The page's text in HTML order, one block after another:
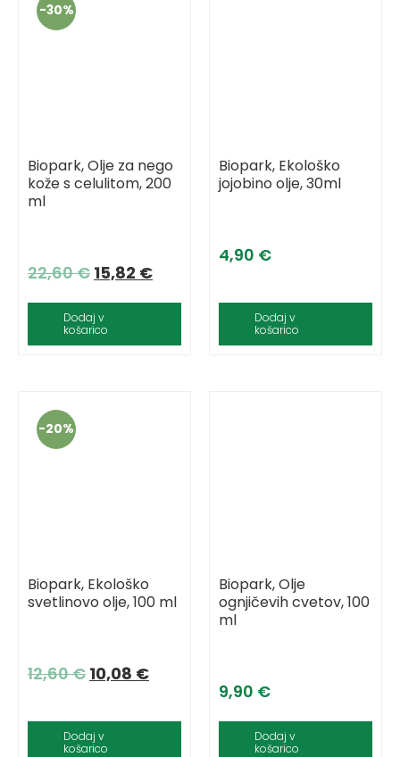
-30%
Biopark, Olje za nego
kože s celulitom, 200
ml
22,60€ 15,82 €
Dodaj v
košarico
Biopark, Ekološko
jojobino olje, 30ml
4,90 €
Dodaj v
košarico
-20%
Biopark, Ekološko
svetlinovo olje, 100 ml
12,60€ 10,08 €
Dodaj v
košarico
Biopark, Olje
ognjičevih cvetov, 100
ml
9,90 €
Dodaj v
košarico